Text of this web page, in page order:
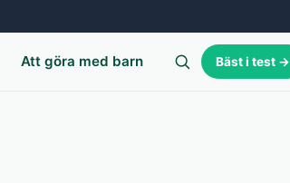
Att göra med barn Bäst i test →